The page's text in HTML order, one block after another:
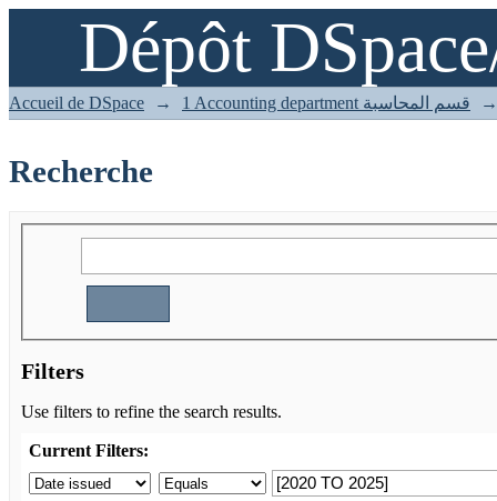
Dépôt
Recherche
Accueil de DSpace → 1 Accounting department قسم المحاسبة →
Recherche
Filters
Use filters to refine the search results.
Current Filters: